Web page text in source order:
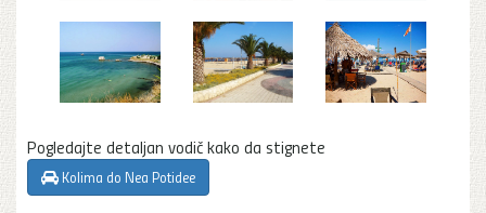
Pogledajte detaljan vodič kako da stignete
Kolima do Nea Potidee